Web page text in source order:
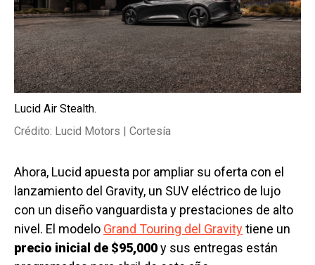
Lucid Air Stealth.
Crédito: Lucid Motors | Cortesía
Ahora, Lucid apuesta por ampliar su oferta con el
lanzamiento del Gravity, un SUV eléctrico de lujo
con un diseño vanguardista y prestaciones de alto
nivel. El modelo Grand Touring del Gravitytiene un
precio inicial de $95,000y sus entregas están